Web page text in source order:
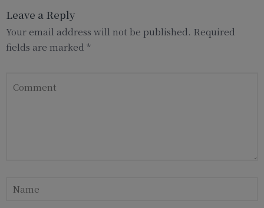
Leave a Reply
Your email address will not be published. Required
fields are marked *